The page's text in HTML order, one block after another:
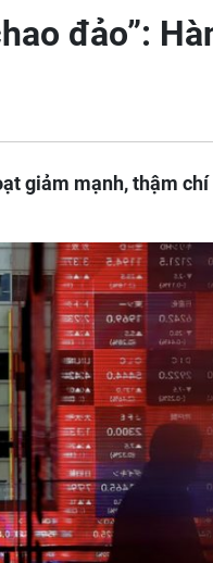
đảo”:
giảm mạnh, thậm